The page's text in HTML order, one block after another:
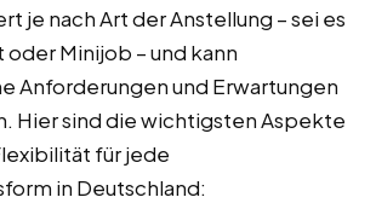
je nach Art der Anstellung – sei es
Minijob – und kann
Anforderungen und Erwartungen
Hier sind die wichtigsten Aspekte
für jede
in Deutschland: